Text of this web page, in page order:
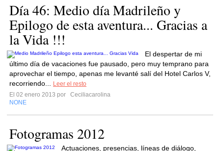
Día 46: Medio día Madrileño y
Epilogo de esta aventura... Gracias a
la Vida !!!
El despertar de mi
último día de vacaciones fue pausado, pero muy temprano para
aprovechar el tiempo, apenas me levanté salí del Hotel Carlos V,
recorriendo...
Leer el resto
El 02 enero 2013 por
Ceciliacarolina
NONE
Fotogramas 2012
Actuaciones, presencias, líneas de diálogo,